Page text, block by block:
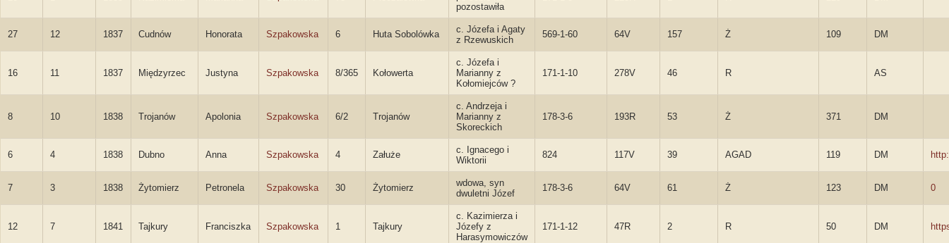
pozostawiła
27 12 1837 Cudnów Honorata Szpakowska 6 Huta Sobolówka
c. Józefa i Agaty
z Rzewuskich
569-1-60 64V 157 Ż 109 DM
16 11 1837 Międzyrzec Justyna Szpakowska 8/365 Kołowerta
c. Józefa i
Marianny z
Kołomiejców ?
171-1-10 278V 46 R AS
8 10 1838 Trojanów Apolonia Szpakowska 6/2 Trojanów
c. Andrzeja i
Marianny z
Skoreckich
178-3-6 193R 53 Ż 371 DM
6 4 1838 Dubno Anna Szpakowska 4 Załuże
c. Ignacego i
Wiktorii
824 117V 39 AGAD 119 DM
7 3 1838 Żytomierz Petronela Szpakowska 30 Żytomierz
wdowa, syn
dwuletni Józef
178-3-6 64V 61 Ż 123 DM 0
12 7 1841 Tajkury Franciszka Szpakowska 1 Tajkury
c. Kazimierza i
Józefy z
Harasymowiczów
171-1-12 47R 2 R 50 DM